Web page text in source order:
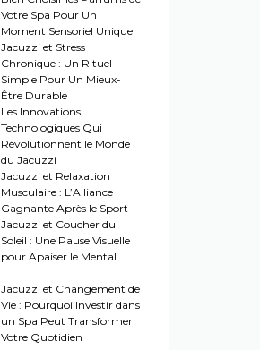
Votre Spa Pour Un
Moment Sensoriel Unique
Jacuzzi et Stress
Chronique : Un Rituel
Simple Pour Un Mieux-
Être Durable
Les Innovations
Technologiques Qui
Révolutionnent le Monde
du Jacuzzi
Jacuzzi et Relaxation
Musculaire : L’Alliance
Gagnante Après le Sport
Jacuzzi et Coucher du
Soleil : Une Pause Visuelle
pour Apaiser le Mental
Jacuzzi et Changement de
Vie : Pourquoi Investir dans
un Spa Peut Transformer
Votre Quotidien